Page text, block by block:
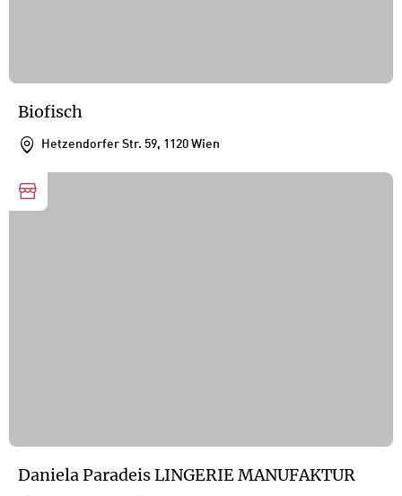
Biofisch
Hetzendorfer Str. 59, 1120 Wien
Daniela Paradeis LINGERIE MANUFAKTUR